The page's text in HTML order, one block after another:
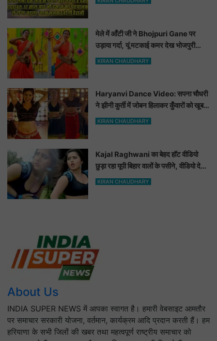
मेले में आँटी जी ने Bhojpuri Gane पर
उड़ाया गर्दा, यूं मटकाई कमर देख भोजपुरी
हसीनाएं भी शरमाई a
KIRAN CHAUDHARY
Haryanvi Dance Video: सपना चौधरी
ने झीनी कुर्ती में जोबन हिलाकर कुँवारों को खूब
ललचाया, यूट्यूब पर छाया Hot Dance
KIRAN CHAUDHARY
Kajal Raghwani का बेहद हॉट वीडियो
छुड़ा रहा यूपी बिहार वालों के पसीने, वीडियो देख
आप भी हो जाओगे बेकाबू
KIRAN CHAUDHARY
About Us
INDIA SUPER NEWS में आपका स्वागत है। हमारी वेबसाइट आमतौर
पर समाचार सरकारी योजना, वर्तमान, कार्यक्रम आदि प्रदान करती हैं। हम
हरियाणा के सभी जिलों की खबर तथा महत्वपूर्ण राष्ट्रीय समाचार को